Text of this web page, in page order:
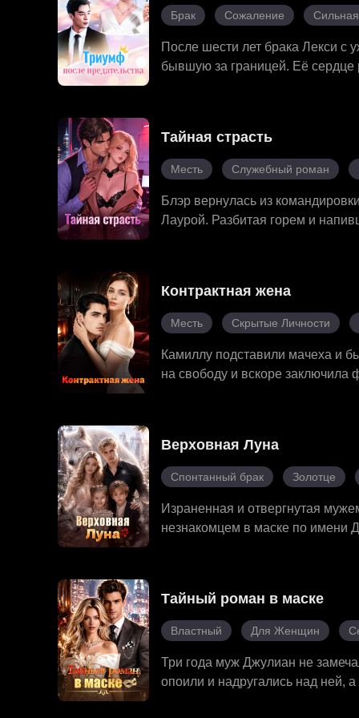
то спас ему жизнь. Один за
бизнесмен, что высмеивал его.
позади. Он навсегда
Брак Сожаление
После шести лет брака Лекси с
бывшую за границей. Её сердце
только она была готова
полностью сломался и отчаянно
Тайная страсть
Месть Служебный роман
Блэр вернулась из
Лаурой. Разбитая горем и
преследовать. Но Роман
С двумя лучшими подругами
разрушительного прошлого —
Контрактная жена
Месть Скрытые Личности
Камиллу подставили мачеха и
на свободу и вскоре заключила
Верховная Луна
Спонтанный брак Золотце
Израненная и отвергнутая
незнакомцем в маске по имени
предательством и
проклятую душу Джариса и
изгнанницы она становится
сердце Джариса и создаёт
любовь и сила.
Тайный роман в маске
Властный Для Женщин
Три года муж Джулиан не
опоили и надругались над ней,